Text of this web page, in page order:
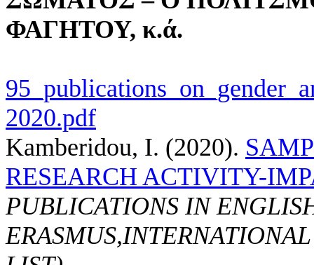
ΦΑΓΗΤΟΥ, κ.ά.
2020.pdf
Kamberidou, I. (2020).
RESEARCH ACTIVITY-
PUBLICATIONS IN